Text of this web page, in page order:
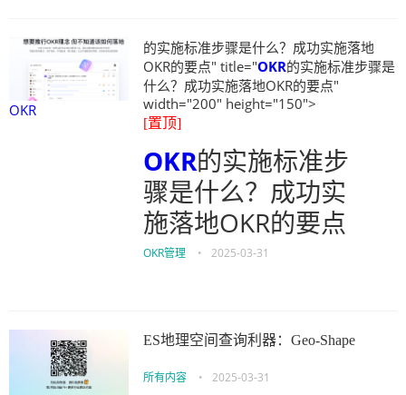
OKR
的实施标准步骤是什么？成功实施落地
OKR的要点" title="OKR的实施标准步骤是
什么？成功实施落地OKR的要点"
width="200" height="150">
[置顶]
OKR的实施标准步
骤是什么？成功实
施落地OKR的要点
OKR管理 • 2025-03-31
ES地理空间查询利器：Geo-Shape
所有内容 • 2025-03-31